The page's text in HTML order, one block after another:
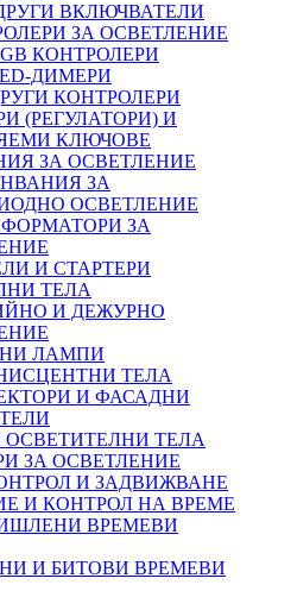
ДРУГИ ВКЛЮЧВАТЕЛИ
ЗА ОСВЕТЛЕНИЕ
КОНТРОЛЕРИ
ДИМЕРИ
КОНТРОЛЕРИ
(РЕГУЛАТОРИ) И
КЛЮЧОВЕ
ЗА ОСВЕТЛЕНИЕ
ЗА
ОСВЕТЛЕНИЕ
ЗА
И СТАРТЕРИ
ТЕЛА
И ДЕЖУРНО
ЛАМПИ
ТЕЛА
И ФАСАДНИ
ОСВЕТИТЕЛНИ ТЕЛА
ЗА ОСВЕТЛЕНИЕ
И ЗАДВИЖВАНЕ
И КОНТРОЛ НА ВРЕМЕ
ВРЕМЕВИ
И БИТОВИ ВРЕМЕВИ